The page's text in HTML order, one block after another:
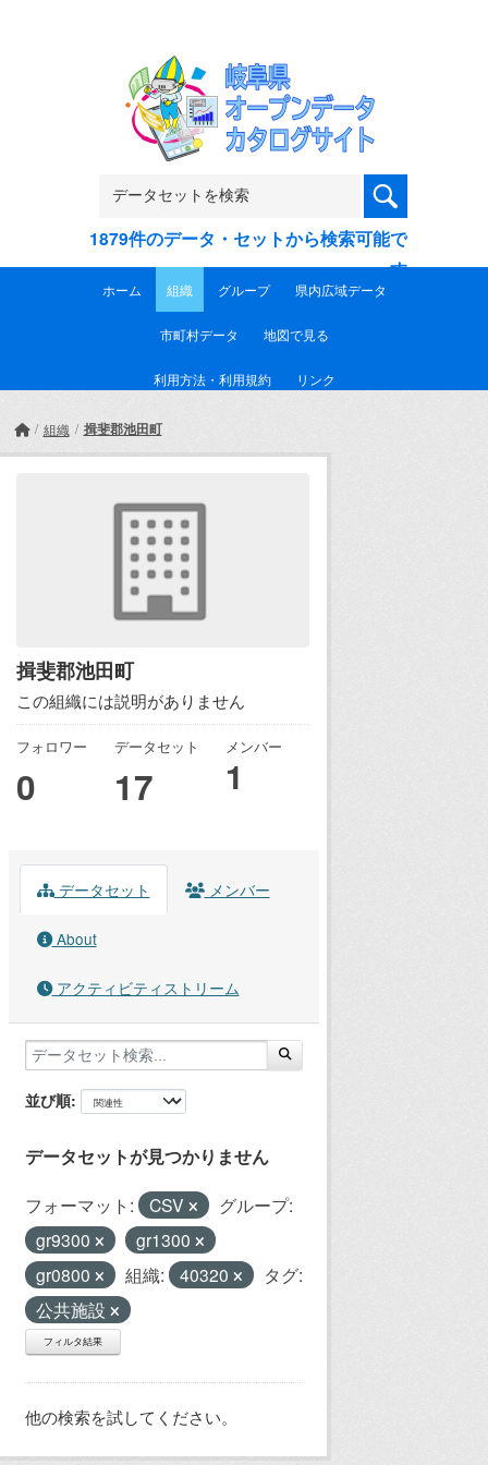
1879件のデータ・セットから検索可能で
す
ホーム 組織 グループ 県内広域データ
市町村データ 地図で見る
利用方法・利用規約 リンク
組織 揖斐郡池田町
揖斐郡池田町
この組織には説明がありません
フォロワー
0
データセット
17
メンバー
1
データセット メンバー
About
アクティビティストリーム
並び順
データセットが見つかりません
フォーマット: CSV
グループ:
gr9300
gr1300
gr0800
組織: 40320
タグ:
公共施設
フィルタ結果
他の検索を試してください。